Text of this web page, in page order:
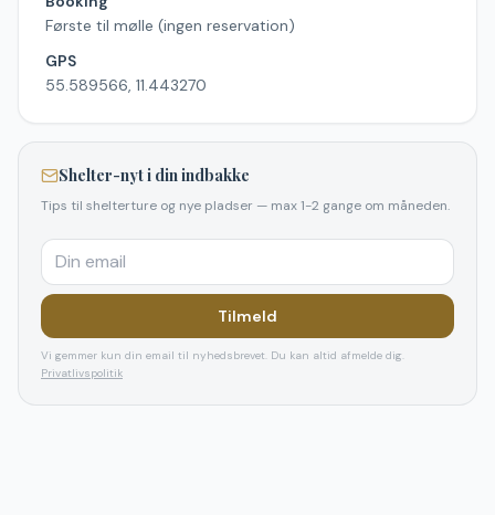
Første til mølle (ingen reservation)
GPS
55.589566, 11.443270
Shelter-nyt i din indbakke
Tips til shelterture og nye pladser — max 1-2 gange om måneden.
Tilmeld
Vi gemmer kun din email til nyhedsbrevet. Du kan altid afmelde dig.
Privatlivspolitik